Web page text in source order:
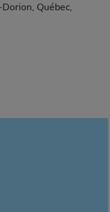
Québec,
s'ouvrira dans